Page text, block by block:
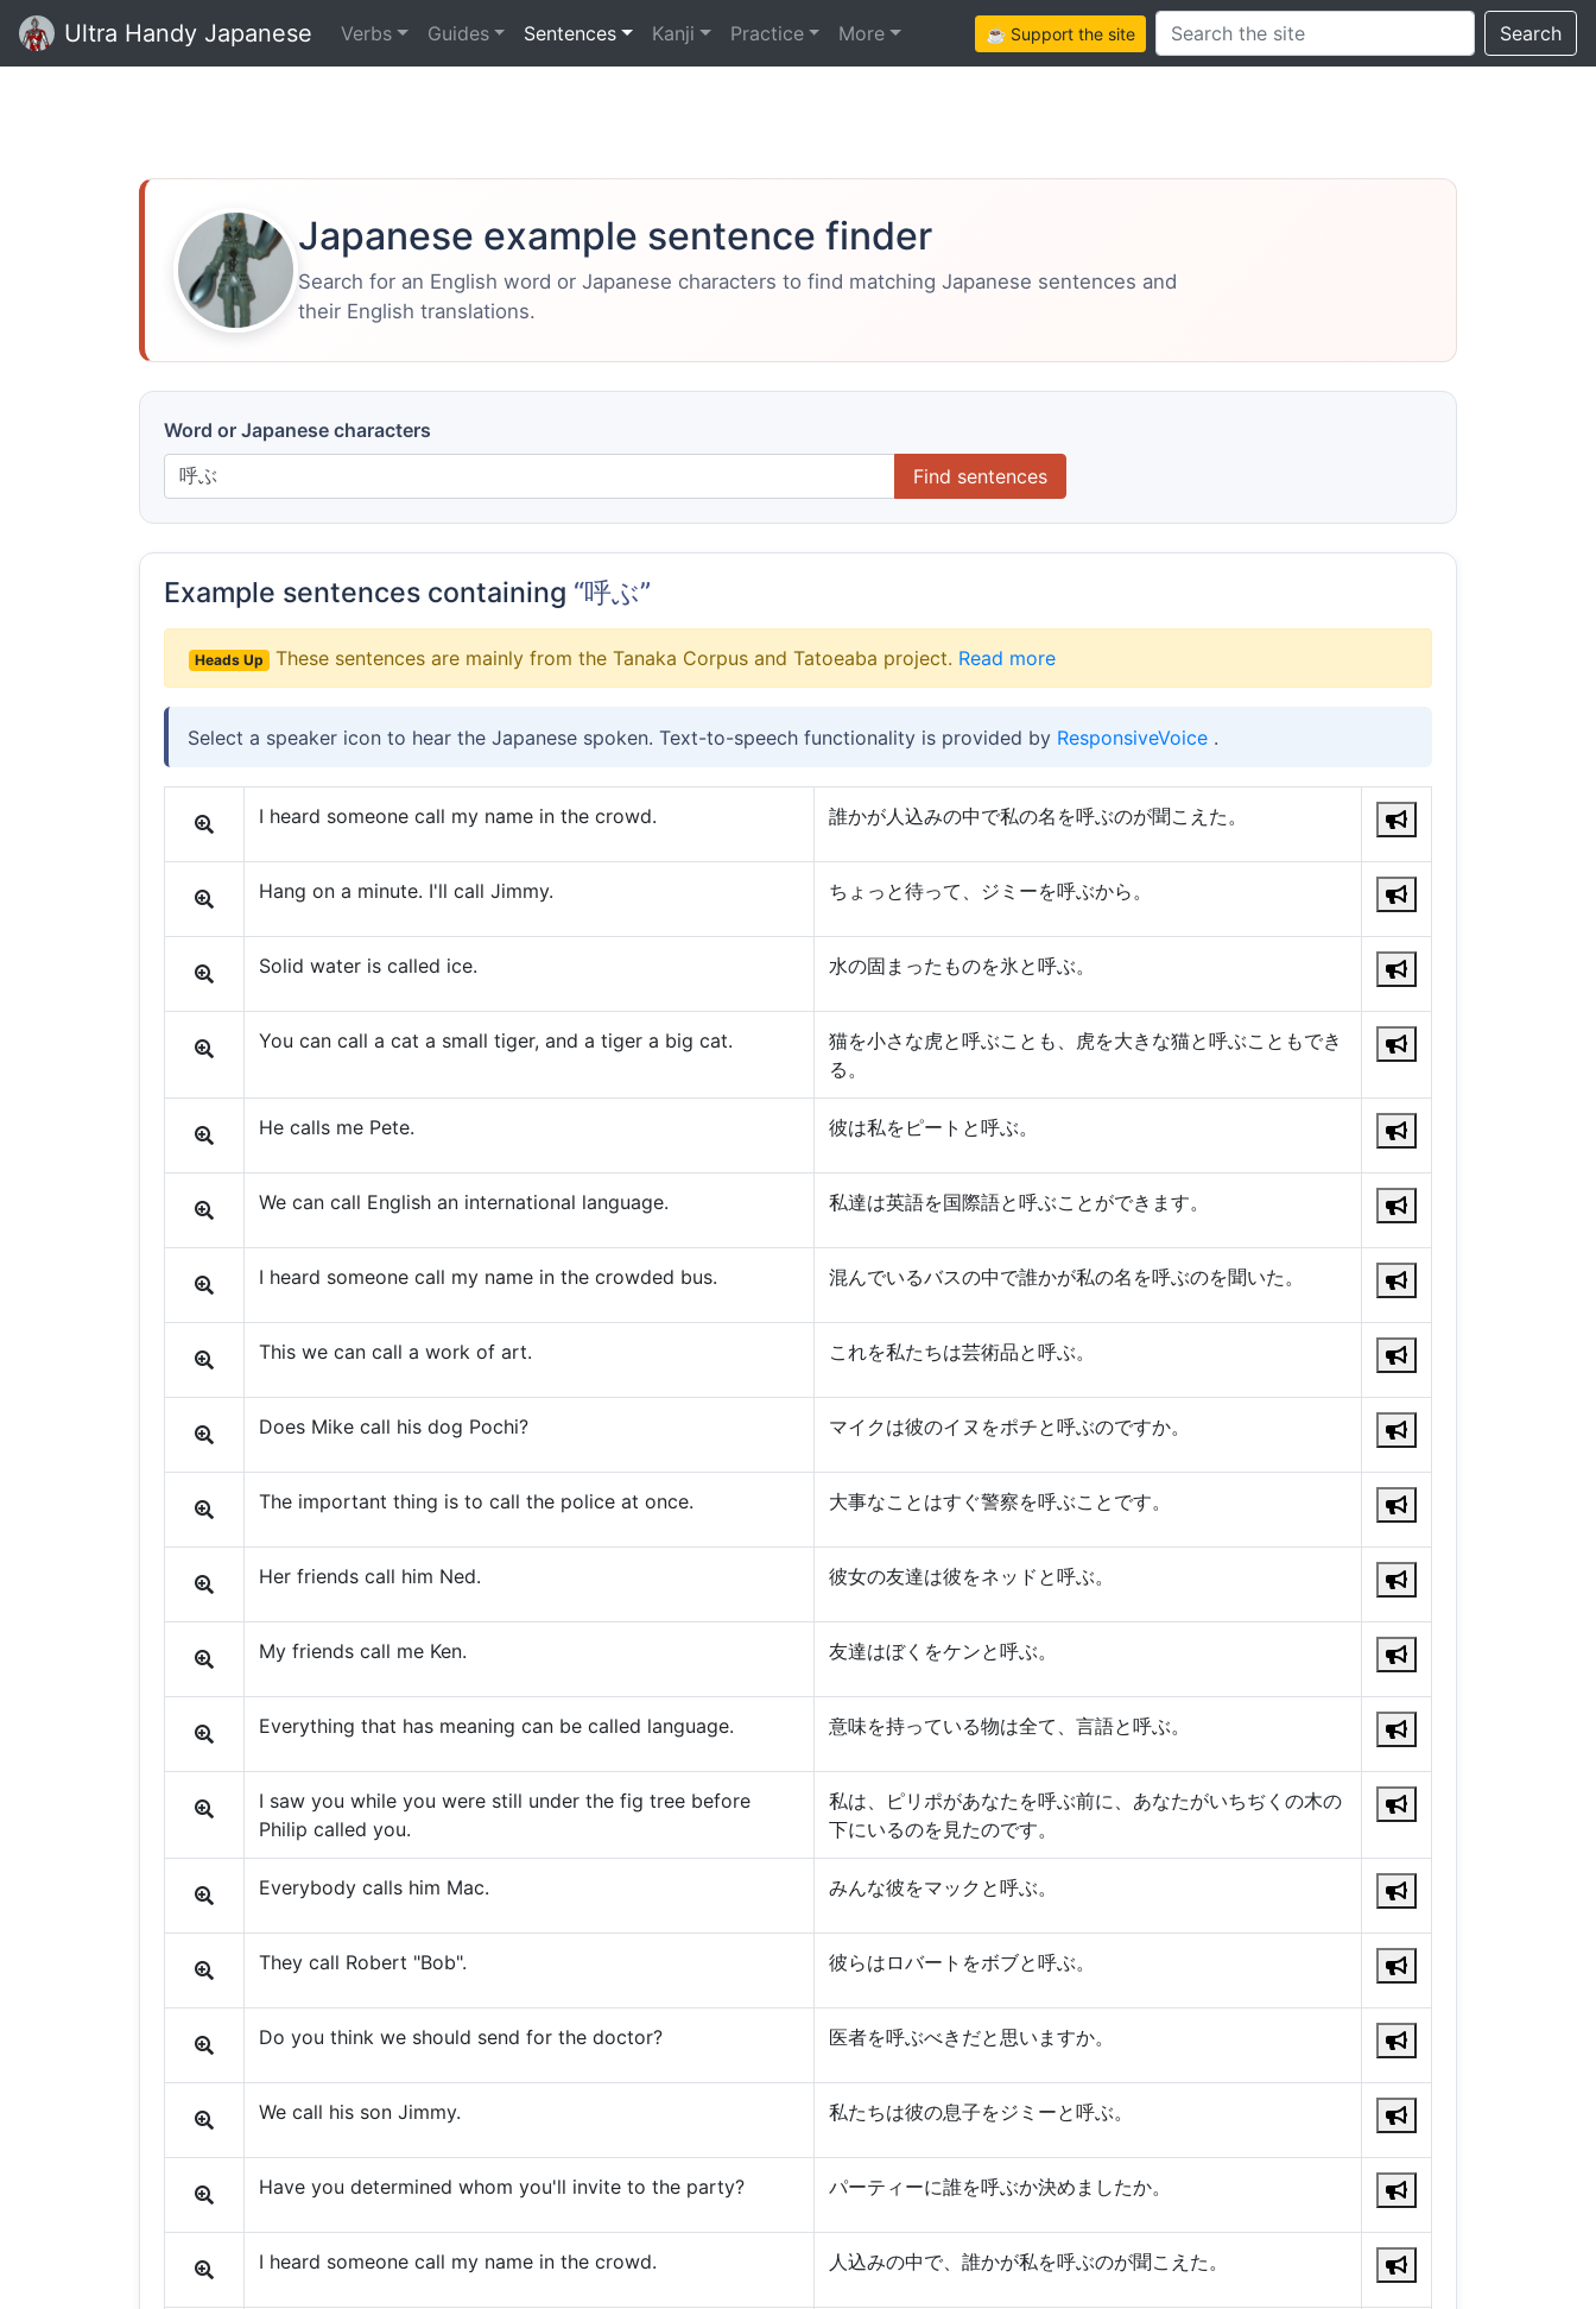
Ultra Handy Japanese Verbs Guides Sentences Kanji Practice More ☕ Support the siteSearch this site Search
Japanese example sentence finder
Search for an English word or Japanese characters to find matching Japanese sentences and
their English translations.
Word or Japanese characters
Find sentences
Example sentences containing “呼ぶ”
Heads Up These sentences are mainly from the Tanaka Corpus and Tatoeaba project. Read more
Select a speaker icon to hear the Japanese spoken. Text-to-speech functionality is provided by ResponsiveVoice .
I heard someone call my name in the crowd. 誰かが人込みの中で私の名を呼ぶのが聞こえた。
Hang on a minute. I'll call Jimmy. ちょっと待って、ジミーを呼ぶから。
Solid water is called ice. 水の固まったものを氷と呼ぶ。
You can call a cat a small tiger, and a tiger a big cat.
猫を小さな虎と呼ぶことも、虎を大きな猫と呼ぶこともでき
る。
He calls me Pete. 彼は私をピートと呼ぶ。
We can call English an international language. 私達は英語を国際語と呼ぶことができます。
I heard someone call my name in the crowded bus. 混んでいるバスの中で誰かが私の名を呼ぶのを聞いた。
This we can call a work of art. これを私たちは芸術品と呼ぶ。
Does Mike call his dog Pochi? マイクは彼のイヌをポチと呼ぶのですか。
The important thing is to call the police at once. 大事なことはすぐ警察を呼ぶことです。
Her friends call him Ned. 彼女の友達は彼をネッドと呼ぶ。
My friends call me Ken. 友達はぼくをケンと呼ぶ。
Everything that has meaning can be called language. 意味を持っている物は全て、言語と呼ぶ。
I saw you while you were still under the fig tree before
Philip called you.
私は、ピリポがあなたを呼ぶ前に、あなたがいちぢくの木の
下にいるのを見たのです。
Everybody calls him Mac. みんな彼をマックと呼ぶ。
They call Robert "Bob". 彼らはロバートをボブと呼ぶ。
Do you think we should send for the doctor? 医者を呼ぶべきだと思いますか。
We call his son Jimmy. 私たちは彼の息子をジミーと呼ぶ。
Have you determined whom you'll invite to the party? パーティーに誰を呼ぶか決めましたか。
I heard someone call my name in the crowd. 人込みの中で、誰かが私を呼ぶのが聞こえた。